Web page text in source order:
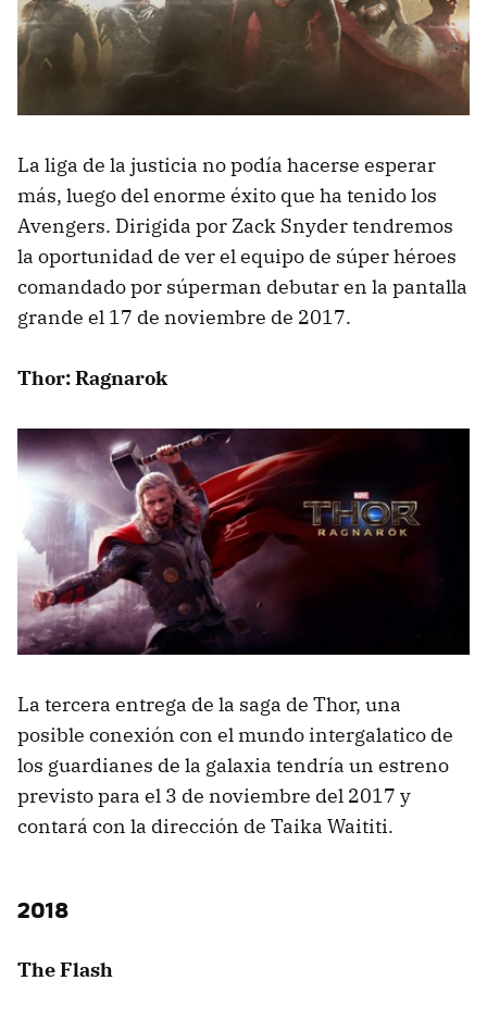
La liga de la justicia no podía hacerse esperar
más, luego del enorme éxito que ha tenido los
Avengers. Dirigida por Zack Snyder tendremos
la oportunidad de ver el equipo de súper héroes
comandado por súperman debutar en la pantalla
grande el 17 de noviembre de 2017.
Thor: Ragnarok
La tercera entrega de la saga de Thor, una
posible conexión con el mundo intergalatico de
los guardianes de la galaxia tendría un estreno
previsto para el 3 de noviembre del 2017 y
contará con la dirección de Taika Waititi.
2018
The Flash